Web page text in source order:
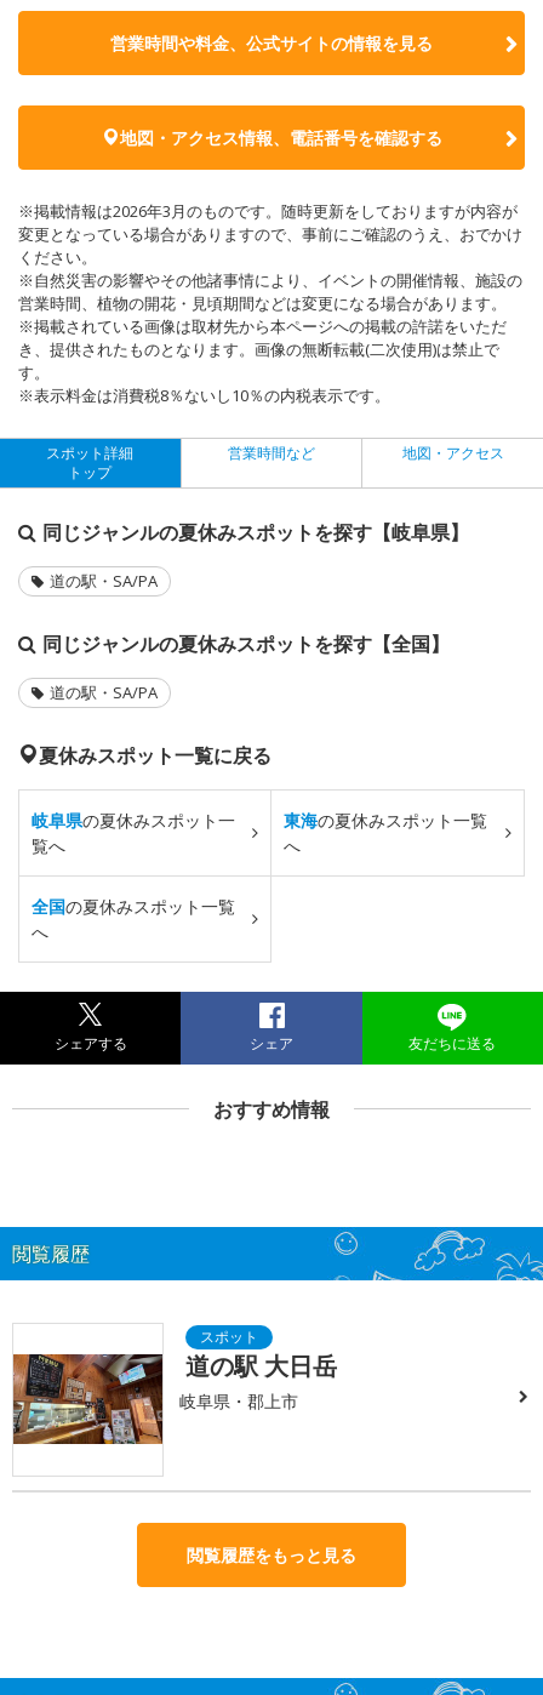
営業時間や料金、公式サイトの情報を見る
地図・アクセス情報、電話番号を確認する
※掲載情報は2026年3月のものです。随時更新をしておりますが内容が
変更となっている場合がありますので、事前にご確認のうえ、おでかけ
ください。
※自然災害の影響やその他諸事情により、イベントの開催情報、施設の
営業時間、植物の開花・見頃期間などは変更になる場合があります。
※掲載されている画像は取材先から本ページへの掲載の許諾をいただ
き、提供されたものとなります。画像の無断転載(二次使用)は禁止で
す。
※表示料金は消費税8％ないし10％の内税表示です。
スポット詳細
トップ
営業時間など 地図・アクセス
同じジャンルの夏休みスポットを探す【岐阜県】
道の駅・SA/PA
同じジャンルの夏休みスポットを探す【全国】
道の駅・SA/PA
夏休みスポット一覧に戻る
岐阜県の夏休みスポット一
覧へ
東海の夏休みスポット一覧
へ
全国の夏休みスポット一覧
へ
シェアする シェア 友だちに送る
おすすめ情報
閲覧履歴
道の駅 大日岳
岐阜県・郡上市
閲覧履歴をもっと見る